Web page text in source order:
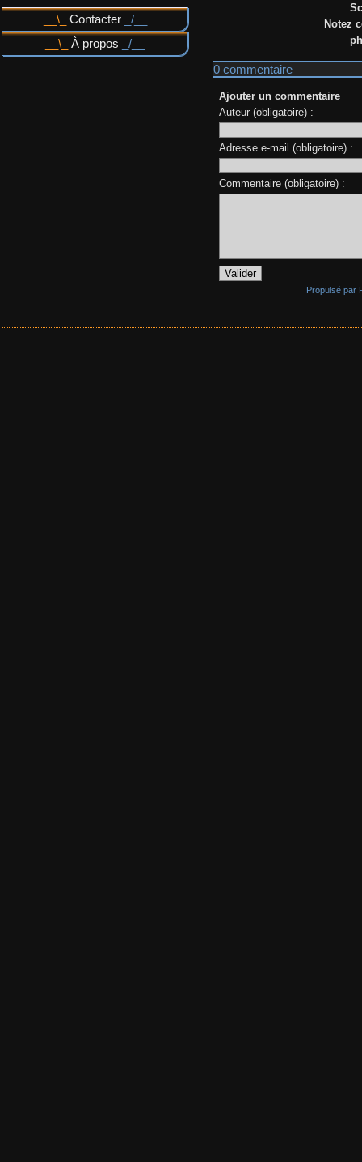
Contacter
À propos
Notez
0 commentaire
Ajouter un commentaire
Auteur (obligatoire) :
Adresse e-mail (obligatoire) :
Commentaire (obligatoire) :
Propulsé par